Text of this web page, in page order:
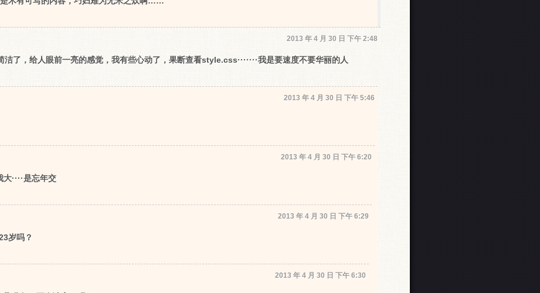
2013 年 4 月 30 日 下午 2:48
了，给人眼前一亮的感觉，我有些心动了，果断查看style.css·······我是要速度不要华丽的人
2013 年 4 月 30 日 下午 5:46
2013 年 4 月 30 日 下午 6:20
····是忘年交
2013 年 4 月 30 日 下午 6:29
岁吗？
2013 年 4 月 30 日 下午 6:30